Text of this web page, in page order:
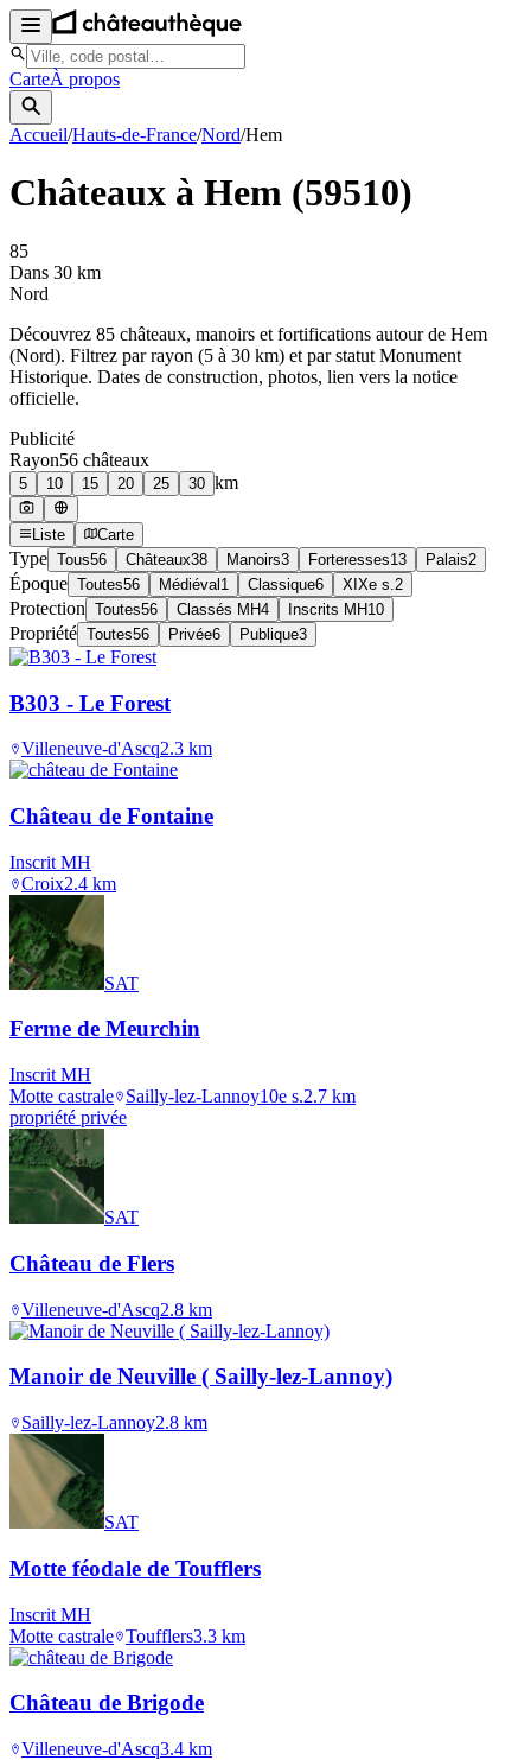
CarteÀ propos
Accueil/Hauts-de-France/Nord/Hem
Châteaux à Hem (59510)
85
Dans 30 km
Nord
Découvrez 85 châteaux, manoirs et fortifications autour de Hem
(Nord). Filtrez par rayon (5 à 30 km) et par statut Monument
Historique. Dates de construction, photos, lien vers la notice
officielle.
Publicité
Rayon56 châteaux
5 10 15 20 25 30 km
Liste Carte
Type Tous56 Châteaux38 Manoirs3 Forteresses13 Palais2
Époque Toutes56 Médiéval 1 Classique6 XIXe s. 2
Protection Toutes56 Classés MH4 Inscrits MH10
Propriété Toutes56 Privée6 Publique3
B303 - Le Forest
Villeneuve-d'Ascq2.3 km
Château de Fontaine
Inscrit MH
Croix2.4 km
SAT
Ferme de Meurchin
Inscrit MH
Motte castrale
Sailly-lez-Lannoy10e s.2.7 km
propriété privée
SAT
Château de Flers
Villeneuve-d'Ascq2.8 km
Manoir de Neuville ( Sailly-lez-Lannoy)
Sailly-lez-Lannoy2.8 km
SAT
Motte féodale de Toufflers
Inscrit MH
Motte castrale Toufflers3.3 km
Château de Brigode
Villeneuve-d'Ascq3.4 km